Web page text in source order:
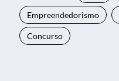
Empreendedorismo
Concurso